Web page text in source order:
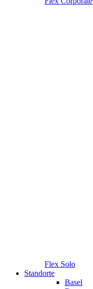
Flex Solo
Standorte
Basel